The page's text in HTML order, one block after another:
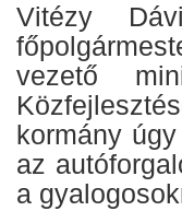
Vitézy
vezető
kormány
az
a